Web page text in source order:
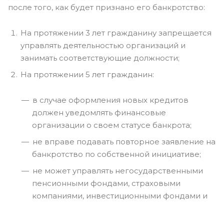
после того, как будет признано его банкротство:
На протяжении 3 лет гражданину запрещается
управлять деятельностью организаций и
занимать соответствующие должности;
На протяжении 5 лет гражданин:
в случае оформления новых кредитов
должен уведомлять финансовые
организации о своем статусе банкрота;
не вправе подавать повторное заявление на
банкротство по собственной инициативе;
не может управлять негосударственными
пенсионными фондами, страховыми
компаниями, инвестиционными фондами и